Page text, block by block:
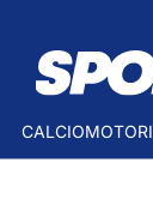
CALCIOMOTORI